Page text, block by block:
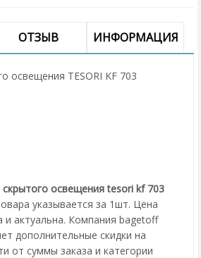
ОТЗЫВ ИНФОРМАЦИЯ
освещения TESORI KF 703
скрытого освещения tesori kf 703
указывается за 1шт. Цена
и актуальна. Компания bagetoff
дополнительные скидки на
от суммы заказа и категории